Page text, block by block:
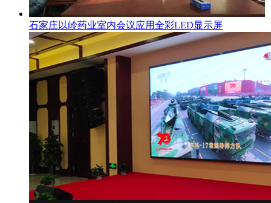
石家庄以岭药业室内会议应用全彩LED显示屏